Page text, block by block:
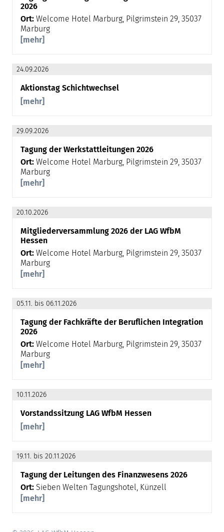
2026
Ort: Welcome Hotel Marburg, Pilgrimstein 29, 35037
Marburg
[mehr]
24.09.2026
Aktionstag Schichtwechsel
[mehr]
29.09.2026
Tagung der Werkstattleitungen 2026
Ort: Welcome Hotel Marburg, Pilgrimstein 29, 35037
Marburg
[mehr]
20.10.2026
Mitgliederversammlung 2026 der LAG WfbM
Hessen
Ort: Welcome Hotel Marburg, Pilgrimstein 29, 35037
Marburg
[mehr]
05.11. bis 06.11.2026
Tagung der Fachkräfte der Beruflichen Integration
2026
Ort: Welcome Hotel Marburg, Pilgrimstein 29, 35037
Marburg
[mehr]
10.11.2026
Vorstandssitzung LAG WfbM Hessen
[mehr]
19.11. bis 20.11.2026
Tagung der Leitungen des Finanzwesens 2026
Ort: Sieben Welten Tagungshotel, Künzell
[mehr]